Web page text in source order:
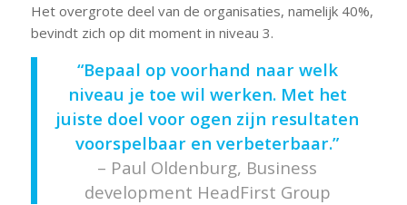
Het overgrote deel van de organisaties, namelijk 40%,
bevindt zich op dit moment in niveau 3.
“Bepaal op voorhand naar welk
niveau je toe wil werken. Met het
juiste doel voor ogen zijn resultaten
voorspelbaar en verbeterbaar.”
– Paul Oldenburg, Business
development HeadFirst Group